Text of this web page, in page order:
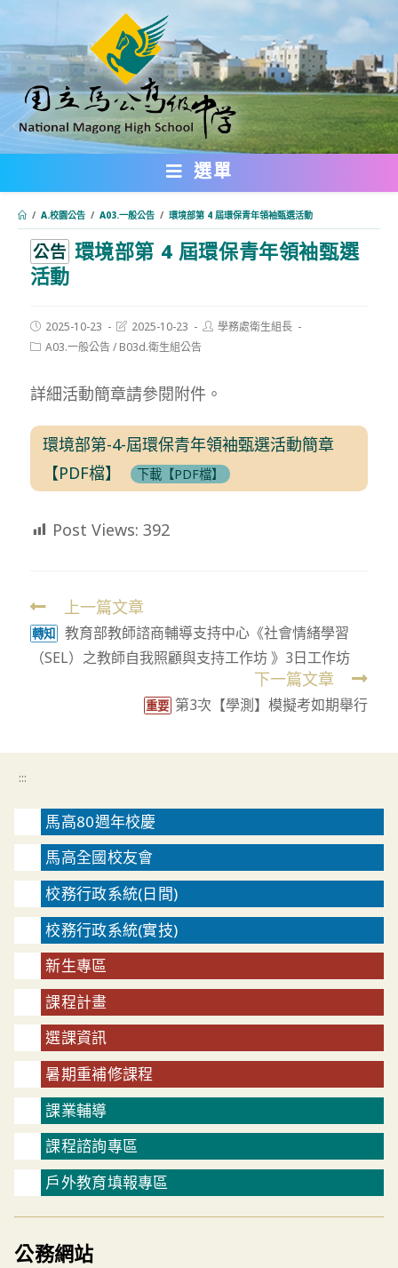
轉
主
要
內
選單
/ A.校園公告 / A03.一般公告 / 環境部第 4 屆環保青年領袖甄選活動
公告 環境部第 4 屆環保青年領袖甄選
活動
Post
published:
2025-10-23
Post
modified:
2025-10-23
Post學務處衛生組長
PostA03.一般公告/ B03d.衛生組公告
詳細活動簡章請參閱附件。
環境部第-4-屆環保青年領袖甄選活動簡章
【PDF檔】
下載【PDF檔】
Post Views: 392
Read
more
articles
上一篇文章
轉知
教育部教師諮商輔導支持中心《社會情緒學習
（SEL）之教師自我照顧與支持工作坊 》3日工作坊
下一篇文章
重要 第3次【學測】模擬考如期舉行
:::
馬高80週年校慶
馬高全國校友會
校務行政系統(日間)
校務行政系統(實技)
新生專區
課程計畫
選課資訊
暑期重補修課程
課業輔導
課程諮詢專區
戶外教育填報專區
公務網站